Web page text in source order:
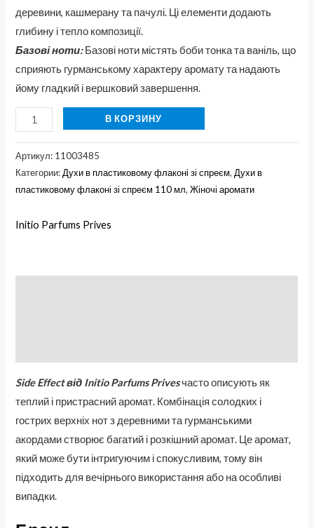
деревини, кашмерану та пачулі. Ці елементи додають
глибину і тепло композиції.
Базові ноти: Базові ноти містять боби тонка та ваніль, що
сприяють гурманському характеру аромату та надають
йому гладкий і вершковий завершення.
В КОРЗИНУ
Артикул: 11003485
Категории:Духи в пластиковому флаконі зі спреєм,Духи в
пластиковому флаконі зі спреєм 110 мл,Жіночі аромати
Initio Parfums Prives
Side Effect від Initio Parfums Privesчасто описують як
теплий і пристрасний аромат. Комбінація солодких і
гострих верхніх нот з деревними та гурманськими
акордами створює багатий і розкішний аромат. Це аромат,
який може бути інтригуючим і спокусливим, тому він
підходить для вечірнього використання або на особливі
випадки.